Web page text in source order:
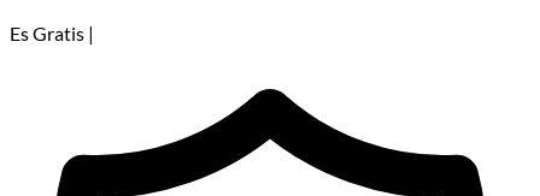
Es Gratis |